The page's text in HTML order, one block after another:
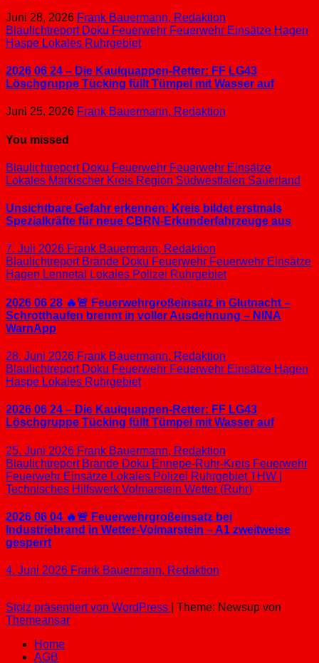
Juni 28, 2026 Frank Bauermann, Redaktion
Blaulichtreport Doku Feuerwehr Feuerwehr Einsätze Hagen
Haspe Lokales Ruhrgebiet
2026 06 24 – Die Kaulquappen-Retter: FF LG43
Löschgruppe Tücking füllt Tümpel mit Wasser auf
Juni 25, 2026 Frank Bauermann, Redaktion
You missed
Blaulichtreport Doku Feuerwehr Feuerwehr Einsätze
Lokales Märkischer Kreis Region Südwestfalen Sauerland
Unsichtbare Gefahr erkennen: Kreis bildet erstmals
Spezialkräfte für neue CBRN-Erkunderfahrzeuge aus
7. Juli 2026 Frank Bauermann, Redaktion
Blaulichtreport Brände Doku Feuerwehr Feuerwehr Einsätze
Hagen Lennetal Lokales Polizei Ruhrgebiet
2026 06 28 🔥🚨 Feuerwehrgroßeinsatz in Glutnacht –
Schrotthaufen brennt in voller Ausdehnung – NINA
WarnApp
28. Juni 2026 Frank Bauermann, Redaktion
Blaulichtreport Doku Feuerwehr Feuerwehr Einsätze Hagen
Haspe Lokales Ruhrgebiet
2026 06 24 – Die Kaulquappen-Retter: FF LG43
Löschgruppe Tücking füllt Tümpel mit Wasser auf
25. Juni 2026 Frank Bauermann, Redaktion
Blaulichtreport Brände Doku Ennepe-Ruhr-Kreis Feuerwehr
Feuerwehr Einsätze Lokales Polizei RuhrgebietTHW |
Technisches Hilfswerk Volmarstein Wetter (Ruhr)
2026 06 04 🔥🚨 Feuerwehrgroßeinsatz bei
Industriebrand in Wetter-Volmarstein – A1 zweitweise
gesperrt
4. Juni 2026 Frank Bauermann, Redaktion
Stolz präsentiert von WordPress
Theme: Newsup von
Themeansar
Home
AGB